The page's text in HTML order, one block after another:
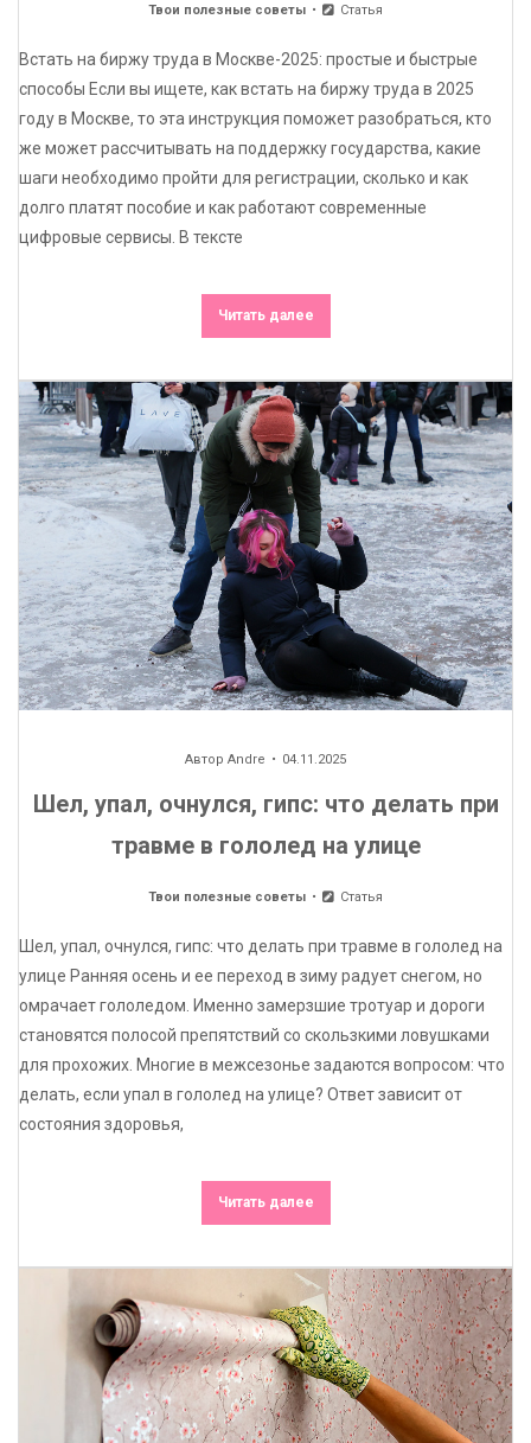
Твои полезные советы Статья
Встать на биржу труда в Москве-2025: простые и быстрые
способы Если вы ищете, как встать на биржу труда в 2025
году в Москве, то эта инструкция поможет разобраться, кто
же может рассчитывать на поддержку государства, какие
шаги необходимо пройти для регистрации, сколько и как
долго платят пособие и как работают современные
цифровые сервисы. В тексте
Читать далее
Автор Andre 04.11.2025
Шел, упал, очнулся, гипс: что делать при
травме в гололед на улице
Твои полезные советы Статья
Шел, упал, очнулся, гипс: что делать при травме в гололед на
улице Ранняя осень и ее переход в зиму радует снегом, но
омрачает гололедом. Именно замерзшие тротуар и дороги
становятся полосой препятствий со скользкими ловушками
для прохожих. Многие в межсезонье задаются вопросом: что
делать, если упал в гололед на улице? Ответ зависит от
состояния здоровья,
Читать далее